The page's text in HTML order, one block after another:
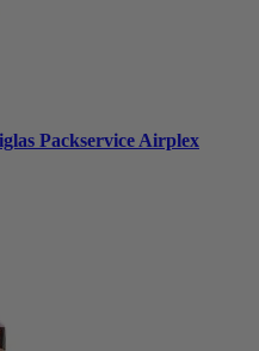
Packservice Airplex